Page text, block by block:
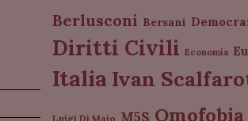
Berlusconi Bersani
Diritti Civili Economia
Italia Ivan
Luigi Di Maio M5S Omofobia